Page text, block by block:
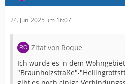
24. Juni 2025 um 16:07
Zitat von Roque
Ich würde es in dem
"Braunholzstraße"-